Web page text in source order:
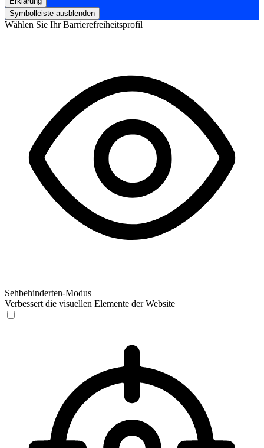
Symbolleiste ausblenden
Wählen Sie Ihr Barrierefreiheitsprofil
Sehbehinderten-Modus
Verbessert die visuellen Elemente der Website